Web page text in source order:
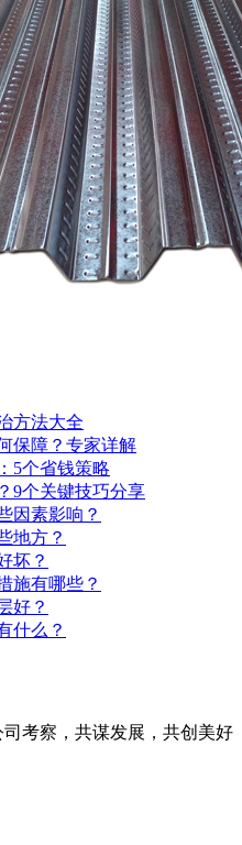
方法大全
保障？专家详解
5个省钱策略
9个关键技巧分享
因素影响？
地方？
坏？
施有哪些？
好？
什么？
考察，共谋发展，共创美好